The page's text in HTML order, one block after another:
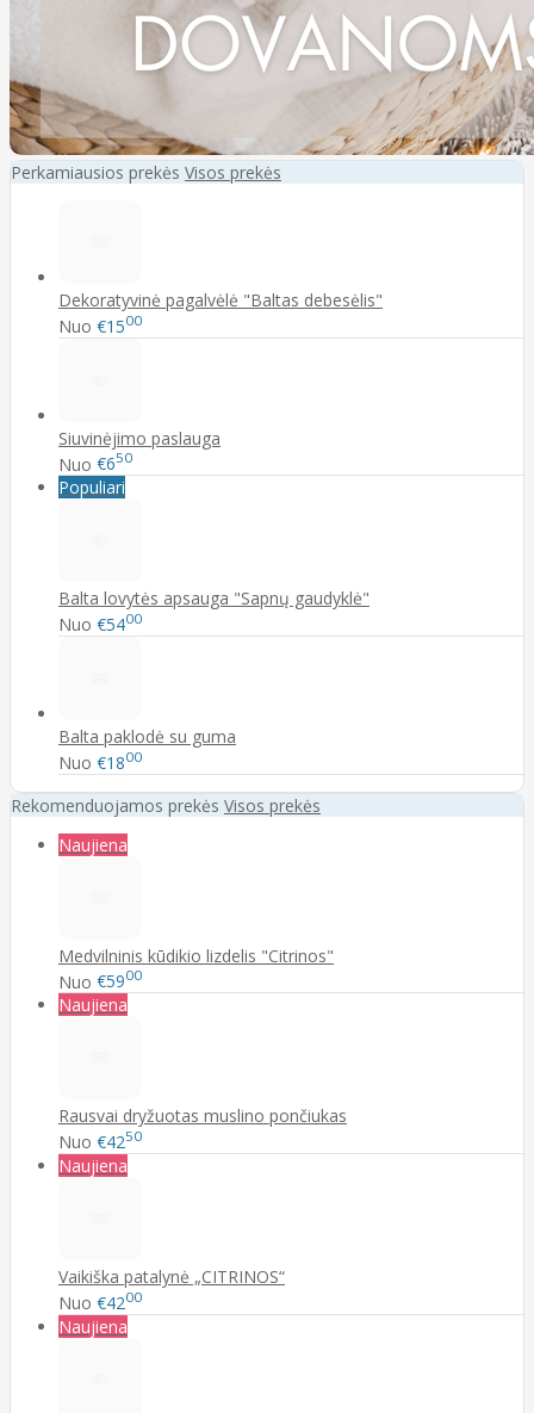
Perkamiausios prekės Visos prekės
Dekoratyvinė pagalvėlė "Baltas debesėlis"
Nuo €1500
Siuvinėjimo paslauga
Nuo €650
Populiari
Balta lovytės apsauga "Sapnų gaudyklė"
Nuo €5400
Balta paklodė su guma
Nuo €1800
Rekomenduojamos prekės Visos prekės
Naujiena
Medvilninis kūdikio lizdelis "Citrinos"
Nuo €5900
Naujiena
Rausvai dryžuotas muslino pončiukas
Nuo €4250
Naujiena
Vaikiška patalynė „CITRINOS“
Nuo €4200
Naujiena